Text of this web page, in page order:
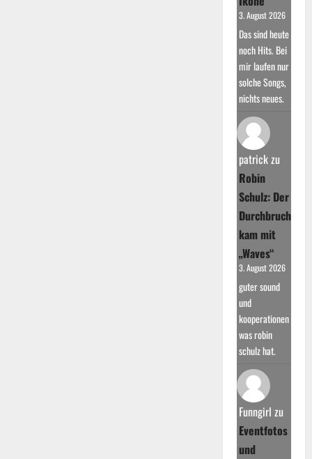
3. August 2026
Das sind heute
noch Hits. Bei
mir laufen nur
solche Songs,
nichts neues.
patrickzu
Robin
Schulz: Der
Durchbruch
kam mit
„Waves“
3. August 2026
guter sound
und
kooperationen
was robin
schulz hat.
Funngirl zu
Eventfotos
und